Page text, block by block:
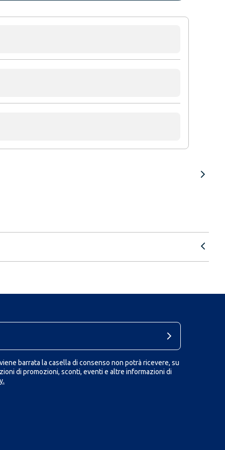
barrata la casella di consenso non potrà ricevere, su
di promozioni, sconti, eventi e altre informazioni di